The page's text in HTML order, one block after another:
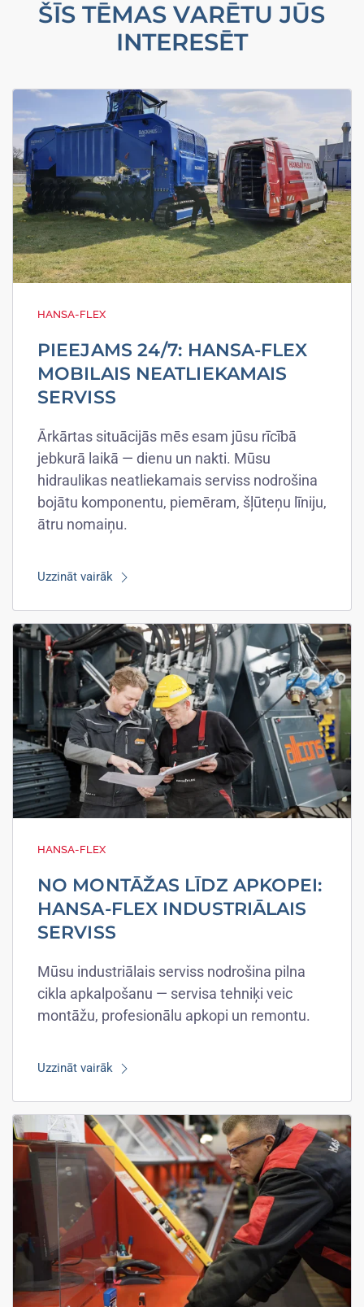
ŠĪS TĒMAS VARĒTU JŪS
INTERESĒT
HANSA-FLEX
PIEEJAMS 24/7: HANSA-FLEX
MOBILAIS NEATLIEKAMAIS
SERVISS
Ārkārtas situācijās mēs esam jūsu rīcībā
jebkurā laikā — dienu un nakti. Mūsu
hidraulikas neatliekamais serviss nodrošina
bojātu komponentu, piemēram, šļūteņu līniju,
ātru nomaiņu.
Uzzināt vairāk
HANSA-FLEX
NO MONTĀŽAS LĪDZ APKOPEI:
HANSA-FLEX INDUSTRIĀLAIS
SERVISS
Mūsu industriālais serviss nodrošina pilna
cikla apkalpošanu — servisa tehniķi veic
montāžu, profesionālu apkopi un remontu.
Uzzināt vairāk